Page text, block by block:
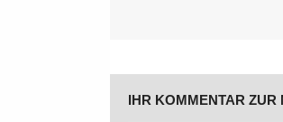
IHR KOMMENTAR ZUR